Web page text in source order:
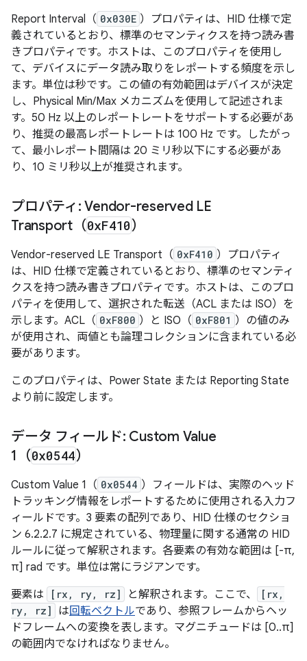
Report Interval（ 0x030E ）プロパティは、HID 仕様で定
義されているとおり、標準のセマンティクスを持つ読み書
きプロパティです。ホストは、このプロパティを使用し
て、デバイスにデータ読み取りをレポートする頻度を示し
ます。単位は秒です。この値の有効範囲はデバイスが決定
し、Physical Min/Max メカニズムを使用して記述されま
す。50 Hz 以上のレポートレートをサポートする必要があ
り、推奨の最高レポートレートは 100 Hz です。したがっ
て、最小レポート間隔は 20 ミリ秒以下にする必要があ
り、10 ミリ秒以上が推奨されます。
プロパティ: Vendor-reserved LE
Transport（0xF410）
Vendor-reserved LE Transport（ 0xF410 ）プロパティ
は、HID 仕様で定義されているとおり、標準のセマンティ
クスを持つ読み書きプロパティです。ホストは、このプロ
パティを使用して、選択された転送（ACL または ISO）を
示します。ACL（ 0xF800 ）と ISO（ 0xF801 ）の値のみ
が使用され、両値とも論理コレクションに含まれている必
要があります。
このプロパティは、Power State または Reporting State
より前に設定します。
データ フィールド: Custom Value
1（0x0544）
Custom Value 1（ 0x0544 ）フィールドは、実際のヘッド
トラッキング情報をレポートするために使用される入力フ
ィールドです。3 要素の配列であり、HID 仕様のセクショ
ン 6.2.2.7 に規定されている、物理量に関する通常の HID
ルールに従って解釈されます。各要素の有効な範囲は [-π,
π] rad です。単位は常にラジアンです。
要素は
[rx, ry, rz] と解釈されます。ここで、
[rx,
ry, rz]
は回転ベクトルであり、参照フレームからヘッ
ドフレームへの変換を表します。マグニチュードは [0..π]
の範囲内でなければなりません。